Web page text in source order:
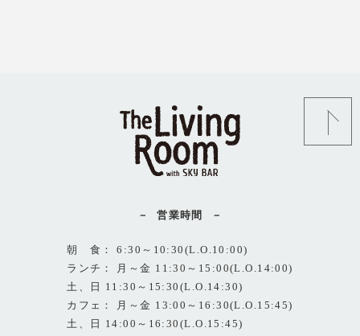
営業時間
朝 食： 6:30～10:30(L.O.10:00)
ランチ： 月～金 11:30～15:00(L.O.14:00)
土、日 11:30～15:30(L.O.14:30)
カフェ： 月～金 13:00～16:30(L.O.15:45)
土、日 14:00～16:30(L.O.15:45)